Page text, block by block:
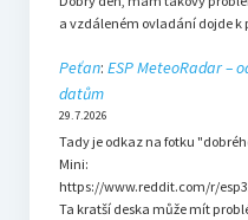
a vzdáleném ovladání dojde
Peťan: ESP MeteoRadar –
datům
29.7.2026
Tady je odkaz na fotku
Mini:
https://www.reddit.com/r/
Ta kratší deska může mít